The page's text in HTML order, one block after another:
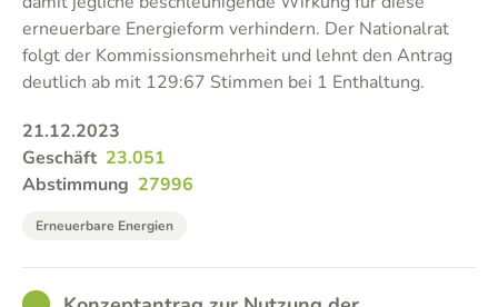
erneuerbare Energieform verhindern. Der Nationalrat
folgt der Kommissionsmehrheit und lehnt den Antrag
deutlich ab mit 129:67 Stimmen bei 1 Enthaltung.
21.12.2023
Geschäft 23.051
Abstimmung 27996
Erneuerbare Energien